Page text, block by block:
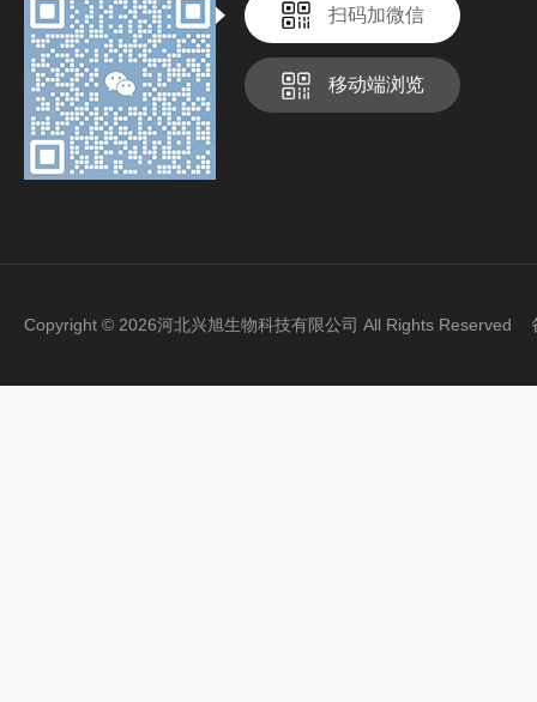
扫码加微信
移动端浏览
Copyright © 2026河北兴旭生物科技有限公司 All Rights Reserved